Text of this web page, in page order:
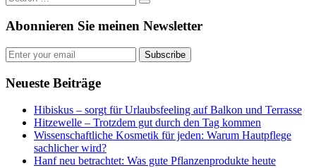
Abonnieren Sie meinen Newsletter
Subscribe
Neueste Beiträge
Hibiskus – sorgt für Urlaubsfeeling auf Balkon und Terrasse
Hitzewelle – Trotzdem gut durch den Tag kommen
Wissenschaftliche Kosmetik für jeden: Warum Hautpflege
sachlicher wird?
Hanf neu betrachtet: Was gute Pflanzenprodukte heute